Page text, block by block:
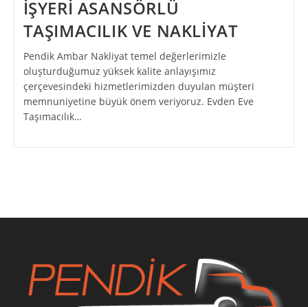
İŞYERİ ASANSÖRLÜ
TAŞIMACILIK VE NAKLİYAT
Pendik Ambar Nakliyat temel değerlerimizle
oluşturduğumuz yüksek kalite anlayışımız
çerçevesindeki hizmetlerimizden duyulan müşteri
memnuniyetine büyük önem veriyoruz. Evden Eve
Taşımacılık…